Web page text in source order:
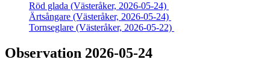
Röd glada (Västeråker, 2026-05-24)
Ärtsångare (Västeråker, 2026-05-24)
Tornseglare (Västeråker, 2026-05-22)
Observation 2026-05-24